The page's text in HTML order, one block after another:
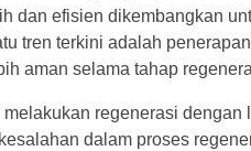
dan efisien dikembangkan
tren terkini adalah
aman selama tahap
regenerasi
dalam proses